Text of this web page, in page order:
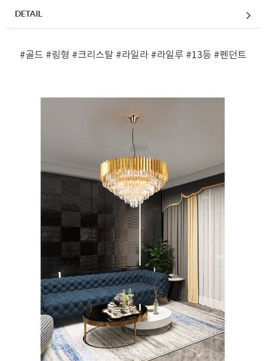
DETAIL
#골드 #링형 #크리스탈 #라일라 #라일루 #13등 #펜던트